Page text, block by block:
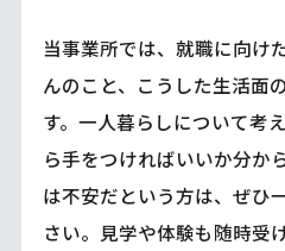
当事業所では、就職に向け
んのこと、こうした生活面
す。一人暮らしについて考
ら手をつければいいか分か
は不安だという方は、ぜひ
さい。見学や体験も随時受